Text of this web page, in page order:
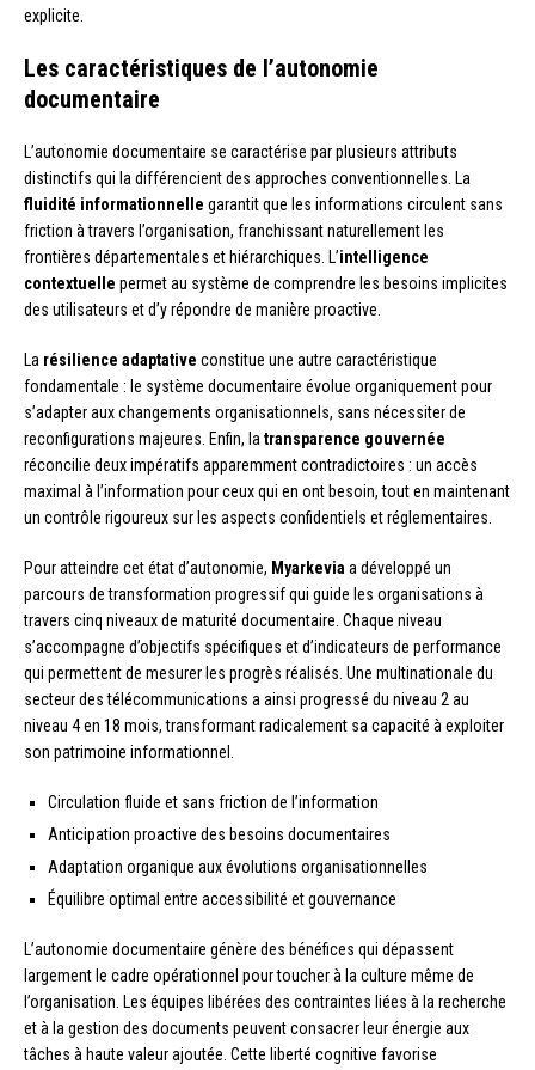
explicite.
Les caractéristiques de l’autonomie
documentaire
L’autonomie documentaire se caractérise par plusieurs attributs
distinctifs qui la différencient des approches conventionnelles. La
fluidité informationnelle garantit que les informations circulent sans
friction à travers l’organisation, franchissant naturellement les
frontières départementales et hiérarchiques. L’intelligence
contextuelle permet au système de comprendre les besoins implicites
des utilisateurs et d’y répondre de manière proactive.
La résilience adaptative constitue une autre caractéristique
fondamentale : le système documentaire évolue organiquement pour
s’adapter aux changements organisationnels, sans nécessiter de
reconfigurations majeures. Enfin, la transparence gouvernée
réconcilie deux impératifs apparemment contradictoires : un accès
maximal à l’information pour ceux qui en ont besoin, tout en maintenant
un contrôle rigoureux sur les aspects confidentiels et réglementaires.
Pour atteindre cet état d’autonomie, Myarkevia a développé un
parcours de transformation progressif qui guide les organisations à
travers cinq niveaux de maturité documentaire. Chaque niveau
s’accompagne d’objectifs spécifiques et d’indicateurs de performance
qui permettent de mesurer les progrès réalisés. Une multinationale du
secteur des télécommunications a ainsi progressé du niveau 2 au
niveau 4 en 18 mois, transformant radicalement sa capacité à exploiter
son patrimoine informationnel.
Circulation fluide et sans friction de l’information
Anticipation proactive des besoins documentaires
Adaptation organique aux évolutions organisationnelles
Équilibre optimal entre accessibilité et gouvernance
L’autonomie documentaire génère des bénéfices qui dépassent
largement le cadre opérationnel pour toucher à la culture même de
l’organisation. Les équipes libérées des contraintes liées à la recherche
et à la gestion des documents peuvent consacrer leur énergie aux
tâches à haute valeur ajoutée. Cette liberté cognitive favorise